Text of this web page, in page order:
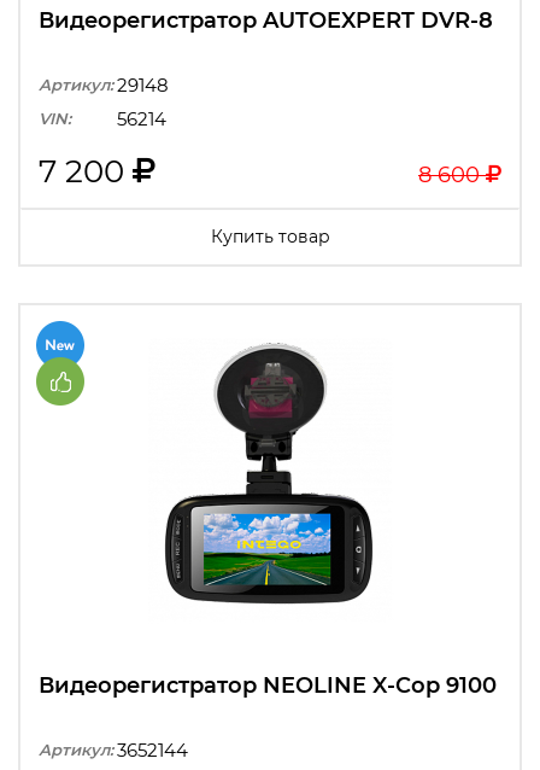
Видеорегистратор AUTOEXPERT DVR-8
Артикул:29148
VIN: 56214
7 200 8 600
Купить товар
Видеорегистратор NEOLINE X-Cop 9100
Артикул:3652144